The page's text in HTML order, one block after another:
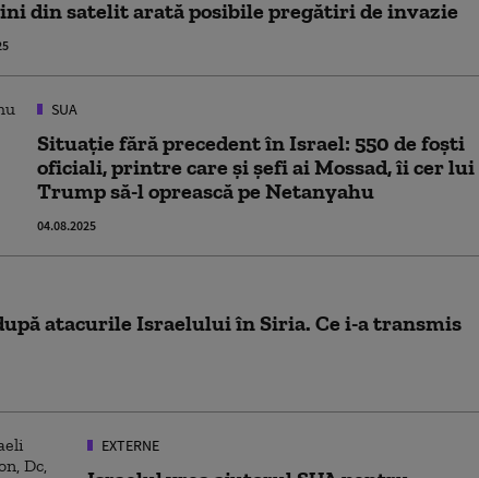
din satelit arată posibile pregătiri de invazie
SUA
Situație fără precedent în Israel: 550 de foști
oficiali, printre care și șefi ai Mossad, îi cer lui
Trump să-l oprească pe Netanyahu
04.08.2025
atacurile Israelului în Siria. Ce i-a transmis
EXTERNE